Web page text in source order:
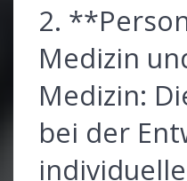
2.
Medizin
Medizin:
bei der